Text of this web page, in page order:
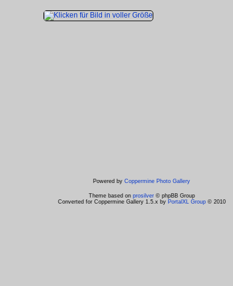
Powered by Coppermine Photo Gallery
Theme based on prosilver© phpBB Group
Converted for Coppermine Gallery 1.5.x by PortalXL Group© 2010